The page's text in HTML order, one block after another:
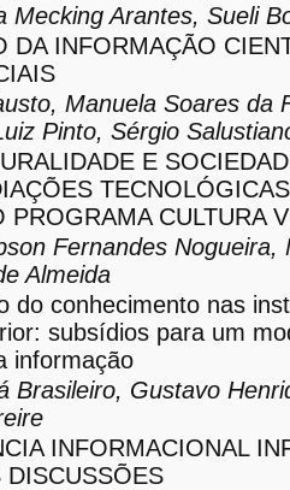
Mecking Arantes, Sueli
DA INFORMAÇÃO
Manuela Soares da
Pinto, Sérgio
E
PROGRAMA CULTURA
Fernandes Nogueira,
Almeida
do conhecimento nas
subsídios para um
informação
Brasileiro, Gustavo
INFORMACIONAL
DISCUSSÕES